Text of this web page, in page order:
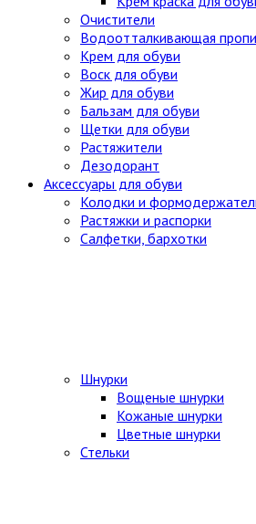
Очистители
Водоотталкивающая
Крем для обуви
Воск для обуви
Жир для обуви
Бальзам для обуви
Щетки для обуви
Растяжители
Дезодорант
Аксессуары для обуви
Колодки и
Растяжки и распорки
Салфетки, бархотки
Шнурки
Вощеные шнурки
Кожаные шнурки
Цветные шнурки
Стельки